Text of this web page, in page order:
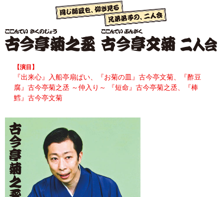
【演目】
『出来心』入船亭扇ぱい、『お菊の皿』古今亭文菊、『酢豆
腐』古今亭菊之丞 ～仲入り～ 『短命』古今亭菊之丞、『棒
鱈』古今亭文菊